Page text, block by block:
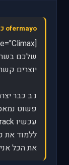
ofermayo כתב/ה:
שלכם
יוצרים
נ.ב כבר
ללמוד את
את הכל